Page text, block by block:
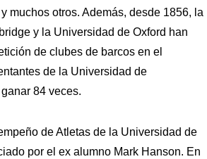
muchos otros. Además, desde 1856, la
y la Universidad de Oxford han
de clubes de barcos en el
de la Universidad de
84 veces.
de Atletas de la Universidad de
por el ex alumno Mark Hanson. En